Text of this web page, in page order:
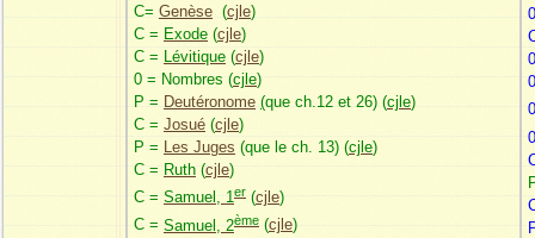
C= Genèse (cjle)
C = Exode (cjle)
C =
Lévitique (cjle)
0 = Nombres (cjle)
P = Deutéronome (que ch.12 et 26) (cjle)
C = Josué (cjle)
P =
Les Juges (que le ch. 13) (cjle)
C = Ruth (cjle)
C = Samuel, 1er (cjle)
C = Samuel, 2ème (cjle)